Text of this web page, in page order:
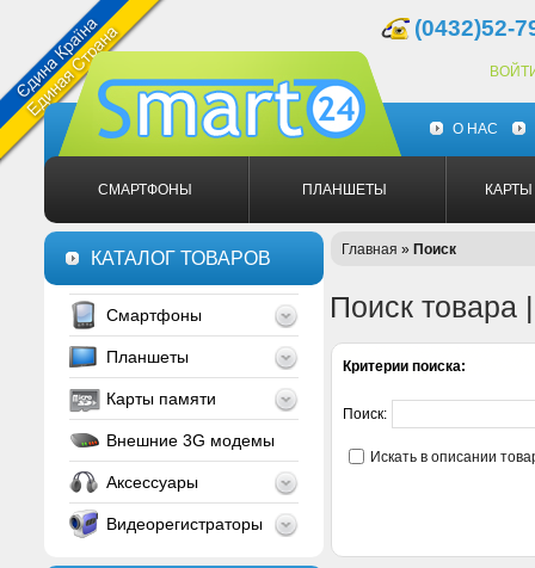
(0432)52-
О НАС
СМАРТФОНЫ ПЛАНШЕТЫ
КАТАЛОГ ТОВАРОВ
Смартфоны
Планшеты
Карты памяти
Внешние 3G модемы
Аксессуары
Видеорегистраторы
Главная » Поиск
Поиск товара
Критерии поиска:
Поиск:
Искать в описании